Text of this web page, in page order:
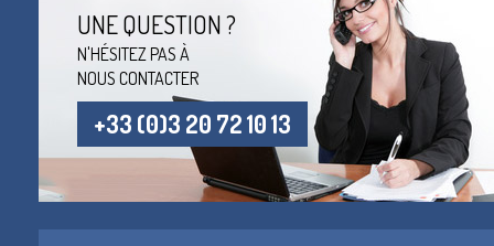
UNE QUESTION ?
N'HÉSITEZ PAS À
NOUS CONTACTER
+33 (0)3 20 72 10 13